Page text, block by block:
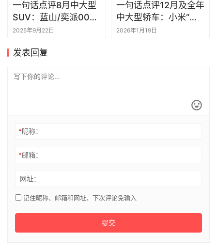
一句话点评8月中大型
SUV：蓝山/奕派008
都比理想L8卖得多
2025年9月22日
一句话点评12月及全年
中大型轿车：小米“赢
了”BBA
2026年1月19日
发表回复
*昵称：
*邮箱：
网址：
记住昵称、邮箱和网址，下次评论免输入
提交